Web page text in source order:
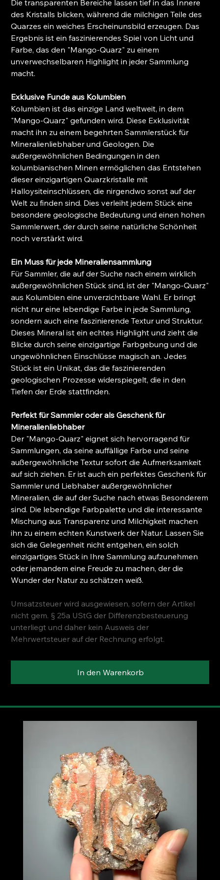
Die transparenten Bereiche lassen tief in das Innere
des Kristalls blicken, während die milchigen Teile des
Quarzes ein weiches Erscheinunsbild erzeugen. Das
Ergebnis ist ein faszinierendes Spiel von Licht und
Farbe, das den "Mango-Quarz" zu einem
unverwechselbaren Highlight in jeder Sammlung
macht.
Exklusive Funde aus Kolumbien
Kolumbien ist das einzige Land weltweit, in dem
"Mango-Quarz" gefunden wird. Diese Exklusivität
macht ihn zu einem begehrten Sammlerstück für
Mineralienliebhaber und Geologen. Die
außergewöhnlichen Bedingungen in den
kolumbianischen Minen ermöglichen das Entstehen
dieser einzigartigen Quarzkristalle mit
Halloysiteinschlüssen, die nirgendwo sonst auf der
Welt zu finden sind. Dies verleiht jedem Stück eine
besondere geologische Bedeutung und einen hohen
Sammlerwert, der durch seine natürliche Schönheit
noch verstärkt wird.
Ein Muss für jede Mineraliensammlung
Für Sammler, die auf der Suche nach einem wirklich
außergewöhnlichen Stück sind, ist der "Mango-Quarz"
aus Kolumbien eine unverzichtbare Wahl. Er bringt
nicht nur eine lebendige Farbe in jede Sammlung,
sondern auch eine faszinierende Textur und Struktur.
Dieses Mineral ist ein echtes Highlight und zieht die
Blicke durch seine einzigartige Farbgebung und die
ungewöhnlichen Einschlüsse magisch an. Jedes
Stück ist ein Unikat, das die faszinierenden
geologischen Prozesse widerspiegelt, die in den
Tiefen der Erde stattfinden.
Perfekt für Sammler oder als Geschenk für
Mineralienliebhaber
Der "Mango-Quarz" eignet sich hervorragend für
Sammlungen, da seine auffällige Farbe und seine
außergewöhnliche Textur sofort die Aufmerksamkeit
auf sich ziehen. Er ist auch ein perfektes Geschenk für
Sammler und Liebhaber außergewöhnlicher
Mineralien, die auf der Suche nach etwas Besonderem
sind. Die lebendige Farbpalette und die interessante
Mischung aus Transparenz und Milchigkeit machen
ihn zu einem echten Kunstwerk der Natur. Lassen Sie
sich die Gelegenheit nicht entgehen, ein solch
einzigartiges Stück in Ihre Sammlung aufzunehmen
oder jemandem eine Freude zu machen, der die
Wunder der Natur zu schätzen weiß.
Umsatzsteuer wird ausgewiesen, sofern der Artikel
nicht gem. § 25a UStG der Differenzbesteuerung
unterliegt und daher kein Ausweis der
Mehrwertsteuer auf der Rechnung erfolgt.
In den Warenkorb